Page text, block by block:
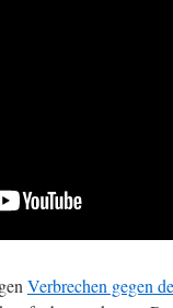
Verbrechen gegen